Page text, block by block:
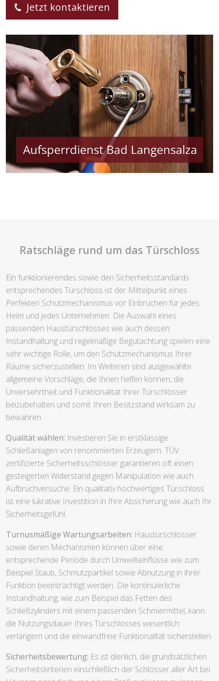
Jetzt kontaktieren
Ratschläge rund um das Türschloss
Ein funktionierendes sowie den Sicherheitsstandards
entsprechendes Türschloss ist der Mittelpunkt eines
Perfekten Schutzmechanismus vor Einbrüchen für jedes
Heim und jedes Unternehmen. Die Auswahl eines
passenden Haustürschlosses wie auch dessen
Instandhaltung und regelmäßige Begutachtung spielen eine
sehr wichtige Rolle, um den Schutzmechanismus Ihrer
Räume sicherzustellen. Im Weiteren sind ausgewählte
allgemeine Vorschläge, die Ihnen helfen können, die
Unversehrtheit und Funktionalität Ihrer Türschlösser
beizubehalten und somit Ihren Besitzstand wirksam zu
bewahren.
Qualität wählen: Investieren Sie in erstklassige
Schließanlagen von renommierten Erzeugern. TÜV
zertifizierte Sicherheitsschlösser garantieren oft einen
gesteigerten Widerstand gegen Manipulation wie auch
Aufbruchversuche. Ein qualitativ hochwertiges Türschloss
ist eine lukrative Investition in Ihre Absicherung wie auch Ihr
Sicherheitsgefühl.
Turnusmäßige Wartungsarbeiten: Haustürschlösser
sowie deren Mechanismen können über eine
entsprechende Periode durch Umwelteinflüsse wie zum
Beispiel Staub, Schmutzpartikel sowie Abnutzung in ihrer
Funktion beeinträchtigt werden. Die kontinuierliche
Instandhaltung, wie zum Beispiel das Fetten des
Schließzylinders mit einem passenden Schmiermittel, kann
die Nutzungsdauer Ihres Türschlosses wesentlich
verlängern und die einwandfreie Funktionalität sicherstellen.
Sicherheitsbewertung: Es ist dienlich, die grundsätzlichen
Sicherheitskriterien einschließlich der Schlösser aller Art bei